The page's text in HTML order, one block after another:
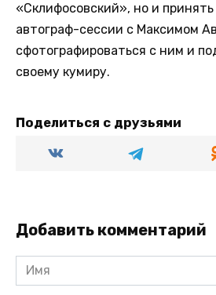
«Склифосовский», но и принять
автограф-сессии с Максимом
сфотографироваться с ним и
своему кумиру.
Поделиться с друзьями
Добавить комментарий
Имя